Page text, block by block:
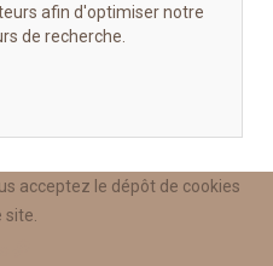
acceptez le dépôt de cookies
afin d'optimiser notre
de recherche.